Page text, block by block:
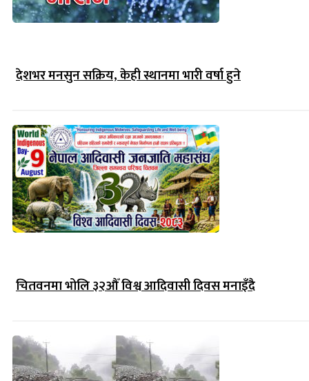
देशभर मनसुन सक्रिय, केही स्थानमा भारी वर्षा हुने
चितवनमा भोलि ३२औँ विश्व आदिवासी दिवस मनाइँदै